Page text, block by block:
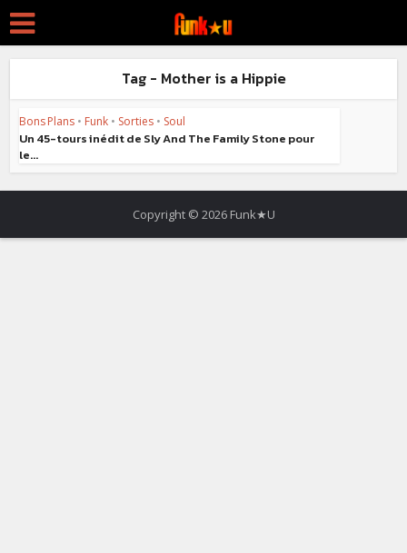
Tag - Mother is a Hippie
Bons Plans • Funk • Sorties • Soul
Un 45-tours inédit de Sly And The Family Stone pour
le...
Copyright © 2026 Funk★U